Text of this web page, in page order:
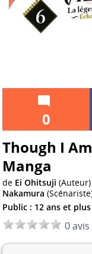
0
Though I
Manga
de Ei Ohitsuji (Auteur)
Nakamura
Public : 12 ans et plus
0